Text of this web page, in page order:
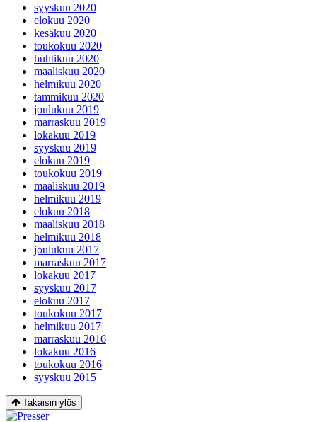
syyskuu 2020
elokuu 2020
kesäkuu 2020
toukokuu 2020
huhtikuu 2020
maaliskuu 2020
helmikuu 2020
tammikuu 2020
joulukuu 2019
marraskuu 2019
lokakuu 2019
syyskuu 2019
elokuu 2019
toukokuu 2019
maaliskuu 2019
helmikuu 2019
elokuu 2018
maaliskuu 2018
helmikuu 2018
joulukuu 2017
marraskuu 2017
lokakuu 2017
syyskuu 2017
elokuu 2017
toukokuu 2017
helmikuu 2017
marraskuu 2016
lokakuu 2016
toukokuu 2016
syyskuu 2015
Takaisin ylös